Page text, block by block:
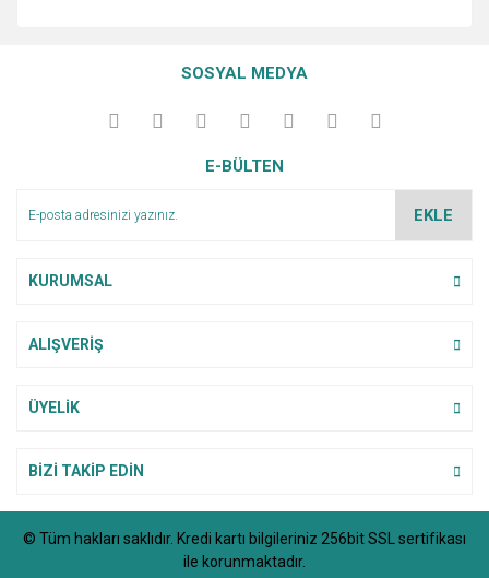
SOSYAL MEDYA
E-BÜLTEN
EKLE
KURUMSAL
ALIŞVERİŞ
ÜYELİK
BİZİ TAKİP EDİN
© Tüm hakları saklıdır. Kredi kartı bilgileriniz 256bit SSL sertifikası
ile korunmaktadır.